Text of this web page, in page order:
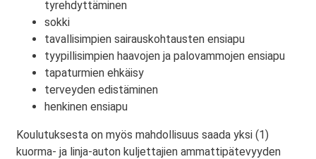
tyrehdyttäminen
sokki
tavallisimpien sairauskohtausten ensiapu
tyypillisimpien haavojen ja palovammojen ensiapu
tapaturmien ehkäisy
terveyden edistäminen
henkinen ensiapu
Koulutuksesta on myös mahdollisuus saada yksi (1)
kuorma- ja linja-auton kuljettajien ammattipätevyyden